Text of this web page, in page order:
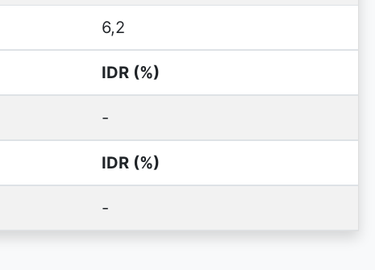
6,2
IDR (%)
-
IDR (%)
-